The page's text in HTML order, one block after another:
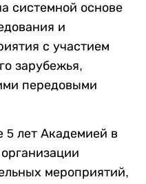
системной основе
и
с участием
зарубежья,
передовыми
5 лет Академией в
мероприятий,